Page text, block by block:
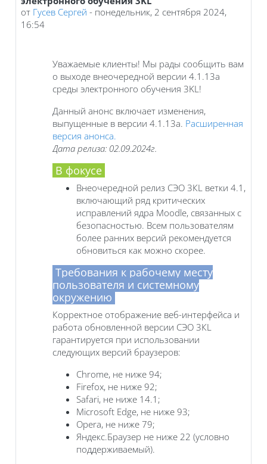
от Гусев Сергей - понедельник, 2 сентября 2024,
16:54
Уважаемые клиенты! Мы рады сообщить вам
о выходе внеочередной версии 4.1.13a
среды электронного обучения 3KL!
Данный анонс включает изменения,
выпущенные в версии 4.1.13a. Расширенная
версия анонса.
Дата релиза: 02.09.2024г.
В фокусе
Внеочередной релиз СЭО 3КL ветки 4.1,
включающий ряд критических
исправлений ядра Moodle, связанных с
безопасностью. Всем пользователям
более ранних версий рекомендуется
обновиться как можно скорее.
Требования к рабочему месту
пользователя и системному
окружению
Корректное отображение веб-интерфейса и
работа обновленной версии СЭО 3КL
гарантируется при использовании
следующих версий браузеров:
Chrome, не ниже 94;
Firefox, не ниже 92;
Safari, не ниже 14.1;
Microsoft Edge, не ниже 93;
Opera, не ниже 79;
Яндекс.Браузер не ниже 22 (условно
поддерживаемый).